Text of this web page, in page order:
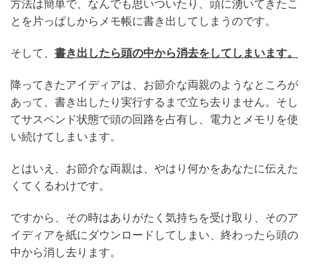
方法は簡単で、なんでも思いついたり、頭に湧いてきたこ
とを片っぱしからメモ帳に書き出してしまうのです。
そして、 書き出したら頭の中から消去をしてしまいます。
降ってきたアイディアは、お節介な両親のようなところが
あって、書き出したり実行するまで立ち去りません。そし
てサスペンド状態で頭の回路を占有し、電力とメモリを使
い続けてしまいます。
とはいえ、お節介な両親は、やはり何かをあなたに伝えた
くてくるわけです。
ですから、その時はありがたく気持ちを受け取り、そのア
イディアを紙にダウンロードしてしまい、終わったら頭の
中から消し去ります。